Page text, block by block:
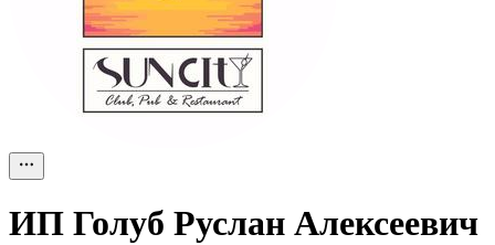
ИП Голуб Руслан Алексеевич